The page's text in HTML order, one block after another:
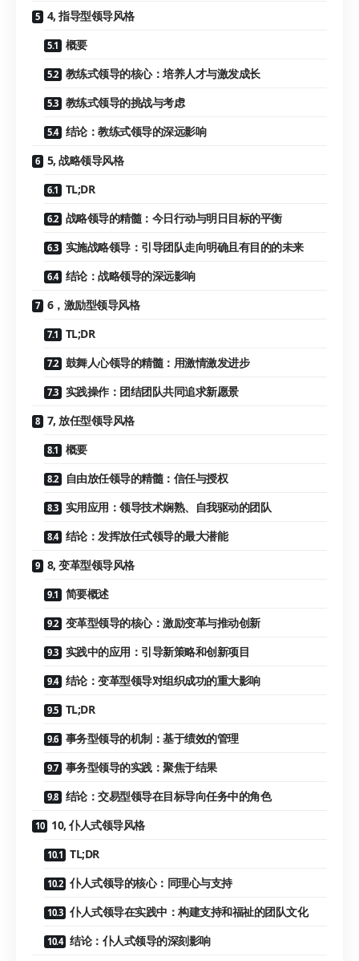
4, 指导型领导风格
概要
教练式领导的核心：培养人才与激发成长
教练式领导的挑战与考虑
结论：教练式领导的深远影响
5, 战略领导风格
TL;DR
战略领导的精髓：今日行动与明日目标的平衡
实施战略领导：引导团队走向明确且有目的的未来
结论：战略领导的深远影响
6，激励型领导风格
TL;DR
鼓舞人心领导的精髓：用激情激发进步
实践操作：团结团队共同追求新愿景
7, 放任型领导风格
概要
自由放任领导的精髓：信任与授权
实用应用：领导技术娴熟、自我驱动的团队
结论：发挥放任式领导的最大潜能
8, 变革型领导风格
简要概述
变革型领导的核心：激励变革与推动创新
实践中的应用：引导新策略和创新项目
结论：变革型领导对组织成功的重大影响
TL;DR
事务型领导的机制：基于绩效的管理
事务型领导的实践：聚焦于结果
结论：交易型领导在目标导向任务中的角色
10, 仆人式领导风格
TL;DR
仆人式领导的核心：同理心与支持
仆人式领导在实践中：构建支持和福祉的团队文化
结论：仆人式领导的深刻影响